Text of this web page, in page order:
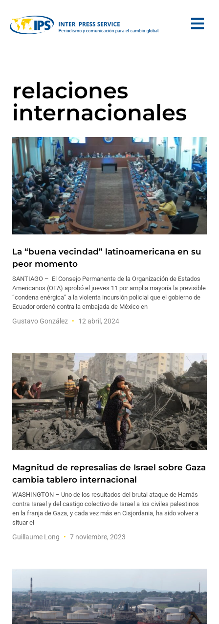
relaciones
internacionales
La “buena vecindad” latinoamericana en su
peor momento
SANTIAGO – El Consejo Permanente de la Organización de Estados
Americanos (OEA) aprobó el jueves 11 por amplia mayoría la previsible
“condena enérgica” a la violenta incursión policial que el gobierno de
Ecuador ordenó contra la embajada de México en
Gustavo González 12 abril, 2024
Magnitud de represalias de Israel sobre Gaza
cambia tablero internacional
WASHINGTON – Uno de los resultados del brutal ataque de Hamás
contra Israel y del castigo colectivo de Israel a los civiles palestinos
en la franja de Gaza, y cada vez más en Cisjordania, ha sido volver a
situar el
Guillaume Long 7 noviembre, 2023